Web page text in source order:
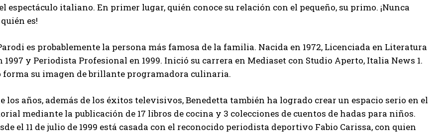
espectáculo italiano. En primer lugar, quién conoce su relación con el pequeño, su primo. ¡Nunca
es!
es probablemente la persona más famosa de la familia. Nacida en 1972, Licenciada en Literatura
1997 y Periodista Profesional en 1999. Inició su carrera en Mediaset con Studio Aperto, Italia News 1.
forma su imagen de brillante programadora culinaria.
los años, además de los éxitos televisivos, Benedetta también ha logrado crear un espacio serio en el
mediante la publicación de 17 libros de cocina y 3 colecciones de cuentos de hadas para niños.
el 11 de julio de 1999 está casada con el reconocido periodista deportivo Fabio Carissa, con quien